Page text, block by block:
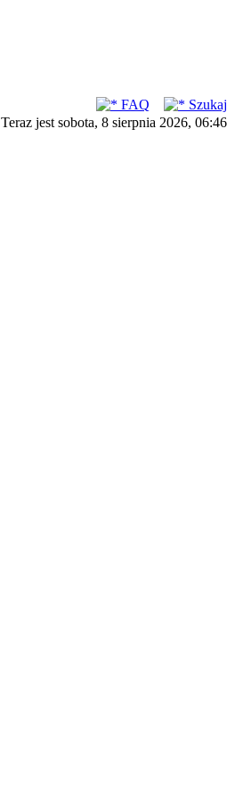
FAQ
Szukaj
Teraz jest sobota, 8 sierpnia 2026, 06:46